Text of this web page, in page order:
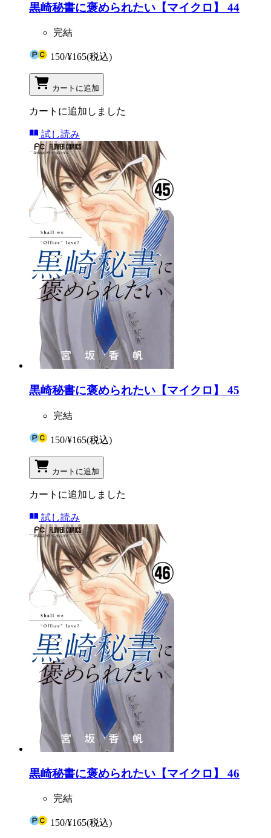
黒崎秘書に褒められたい【マイクロ】 44
完結
150/¥165(税込)
カートに追加
カートに追加しました
試し読み
黒崎秘書に褒められたい【マイクロ】 45
完結
150/¥165(税込)
カートに追加
カートに追加しました
試し読み
黒崎秘書に褒められたい【マイクロ】 46
完結
150/¥165(税込)